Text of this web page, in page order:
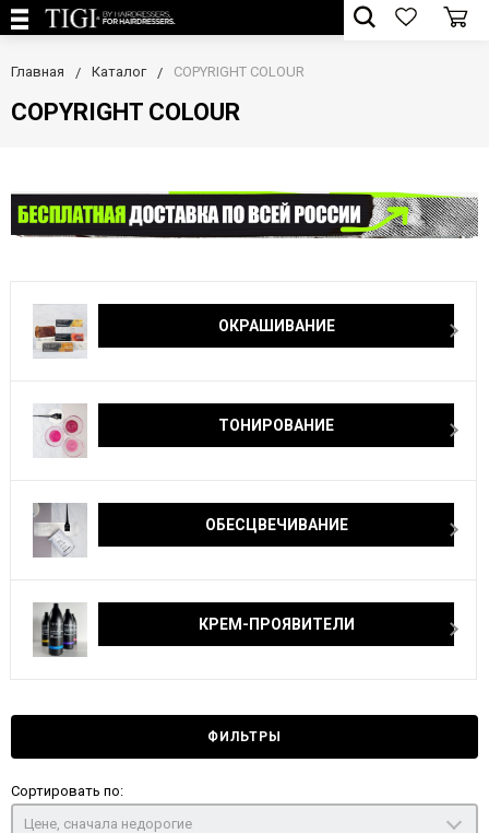
Главная Каталог COPYRIGHT COLOUR
COPYRIGHT COLOUR
ОКРАШИВАНИЕ
ТОНИРОВАНИЕ
ОБЕСЦВЕЧИВАНИЕ
КРЕМ-ПРОЯВИТЕЛИ
ФИЛЬТРЫ
Сортировать по:
Цене, сначала недорогие